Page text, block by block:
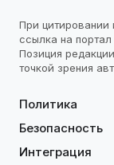
При цитировании
ссылка на
Позиция
точкой зрения
Политика
Безопасность
Интеграция